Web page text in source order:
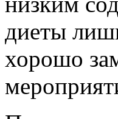
диеты
хорошо